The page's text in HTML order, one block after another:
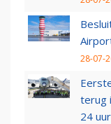
28-07-
terug
24 uur